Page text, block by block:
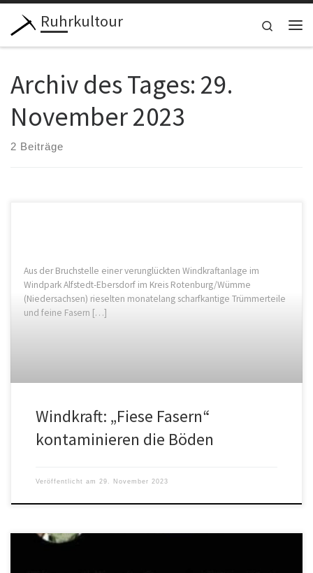
Zum Inhalt springen
Ruhrkultour
Search
Archiv des Tages: 29.
November 2023
2 Beiträge
Aus der Bruchstelle einer verunglückten Windkraftanlage im
Windpark Alfstedt-Ebersdorf im Kreis Rotenburg/Wümme
(Niedersachsen) rieselten monatelang scharfkantige Trümmerteile
und feine Fasern […]
Windkraft: „Fiese Fasern“
kontaminieren die Böden
Veröffentlicht am 29. November 2023